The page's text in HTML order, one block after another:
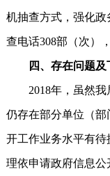
机抽查方式，强化
查电话308部（次）
四、存在问题及
2018年，虽然我
仍存在部分单位（
开工作业务水平有
理依申请政府信息